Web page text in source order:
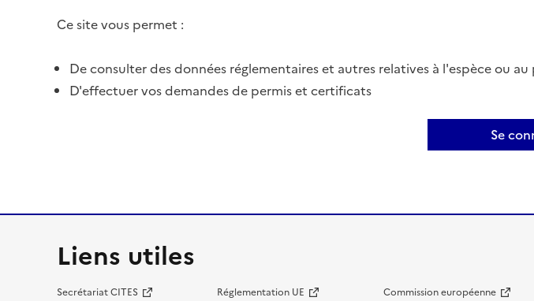
Ce site vous permet :
De consulter des données réglementaires et autres relatives à l'espèce ou
D'effectuer vos demandes de permis et certificats
Se
Liens utiles
Secrétariat CITES Réglementation UE Commission européenne